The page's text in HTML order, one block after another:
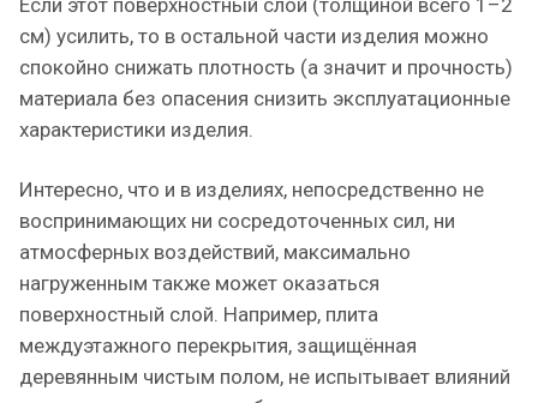
см) усилить, то в остальной части изделия можно
спокойно снижать плотность (а значит и прочность)
материала без опасения снизить эксплуатационные
характеристики изделия.
Интересно, что и в изделиях, непосредственно не
воспринимающих ни сосредоточенных сил, ни
атмосферных воздействий, максимально
нагруженным также может оказаться
поверхностный слой. Например, плита
междуэтажного перекрытия, защищённая
деревянным чистым полом, не испытывает влияний